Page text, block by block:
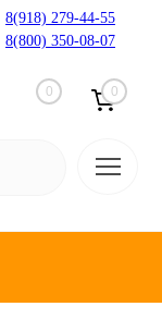
8(918) 279-44-55
8(800) 350-08-07
0 0